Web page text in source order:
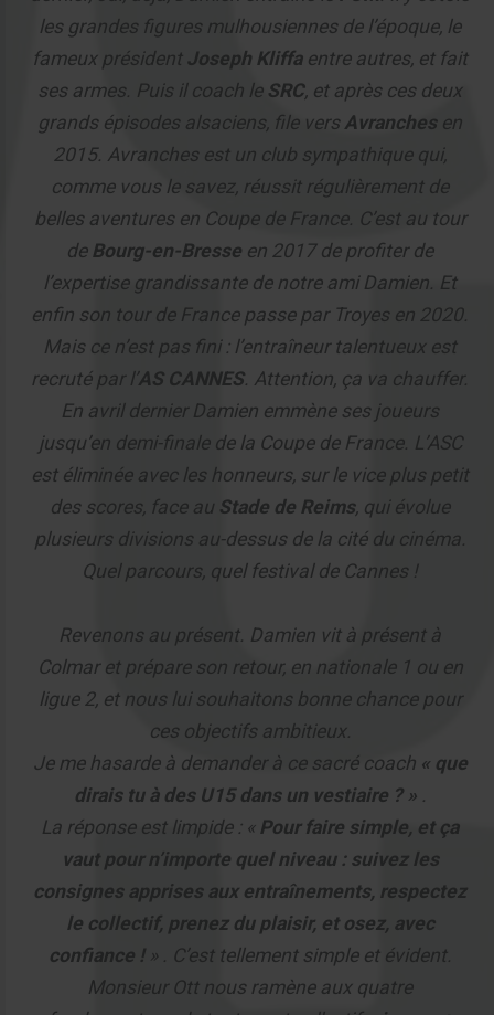
les grandes figures mulhousiennes de l’époque, le
fameux président Joseph Kliffaentre autres, et fait
ses armes. Puis il coach le SRC, et après ces deux
grands épisodes alsaciens, file vers Avranchesen
2015. Avranches est un club sympathique qui,
comme vous le savez, réussit régulièrement de
belles aventures en Coupe de France. C’est au tour
de Bourg-en-Bresse en 2017 de profiter de
l’expertise grandissante de notre ami Damien. Et
enfin son tour de France passe par Troyes en 2020.
Mais ce n’est pas fini : l’entraîneur talentueux est
recruté par l’AS CANNES. Attention, ça va chauffer.
En avril dernier Damien emmène ses joueurs
jusqu’en demi-finale de la Coupe de France. L’ASC
est éliminée avec les honneurs, sur le vice plus petit
des scores, face au Stade de Reims, qui évolue
plusieurs divisions au-dessus de la cité du cinéma.
Quel parcours, quel festival de Cannes !
Revenons au présent. Damien vit à présent à
Colmar et prépare son retour, en nationale 1 ou en
ligue 2, et nous lui souhaitons bonne chance pour
ces objectifs ambitieux.
Je me hasarde à demander à ce sacré coach « que
dirais tu à des U15 dans un vestiaire ? » .
La réponse est limpide : « Pour faire simple, et ça
vaut pour n’importe quel niveau : suivez les
consignes apprises aux entraînements, respectez
le collectif, prenez du plaisir, et osez, avec
confiance ! » . C’est tellement simple et évident.
Monsieur Ott nous ramène aux quatre